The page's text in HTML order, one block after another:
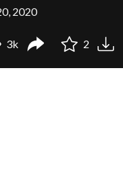
2020
3k 2